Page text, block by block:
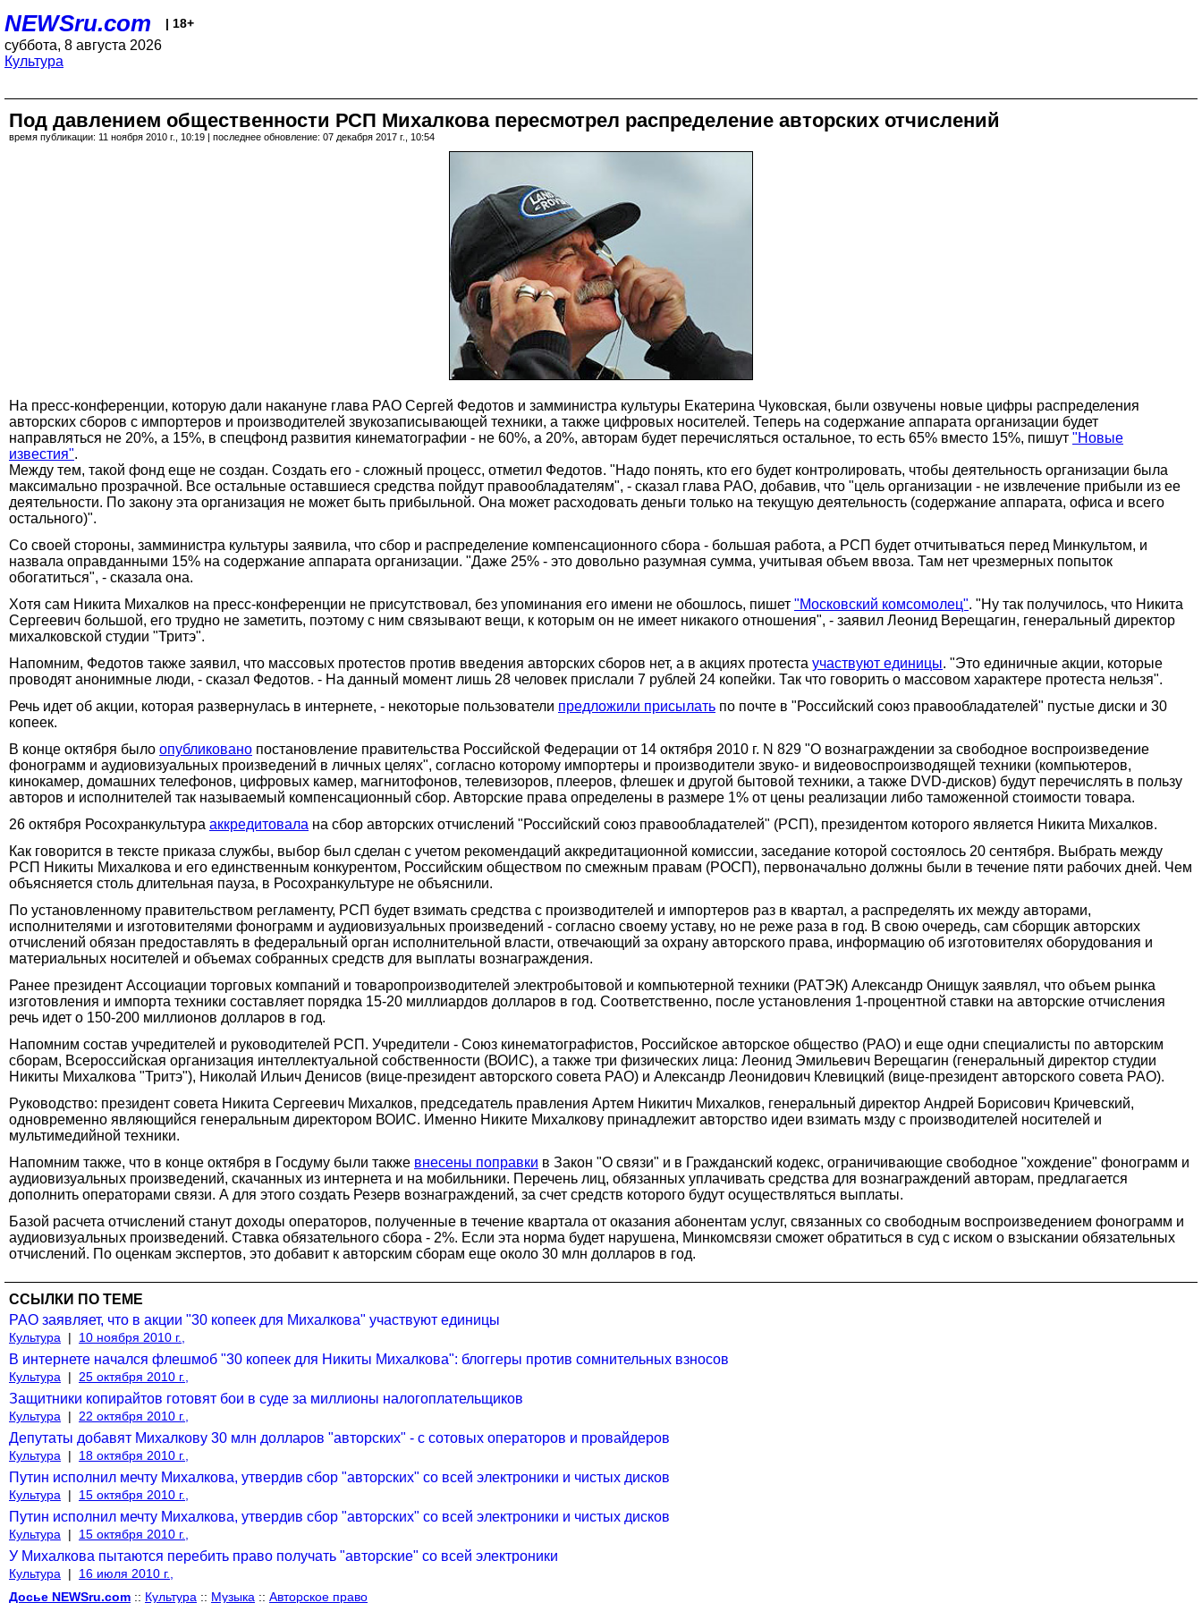
NEWSru.com | 18+
суббота, 8 августа 2026
Культура
Под давлением общественности РСП Михалкова пересмотрел распределение авторских отчислений
время публикации: 11 ноября 2010 г., 10:19 | последнее обновление: 07 декабря 2017 г., 10:54
На пресс-конференции, которую дали накануне глава РАО Сергей Федотов и замминистра культуры Екатерина Чуковская, были озвучены новые цифры распределения
авторских сборов с импортеров и производителей звукозаписывающей техники, а также цифровых носителей. Теперь на содержание аппарата организации будет
направляться не 20%, а 15%, в спецфонд развития кинематографии - не 60%, а 20%, авторам будет перечисляться остальное, то есть 65% вместо 15%, пишут "Новые
известия".
Между тем, такой фонд еще не создан. Создать его - сложный процесс, отметил Федотов. "Надо понять, кто его будет контролировать, чтобы деятельность организации была
максимально прозрачной. Все остальные оставшиеся средства пойдут правообладателям", - сказал глава РАО, добавив, что "цель организации - не извлечение прибыли из ее
деятельности. По закону эта организация не может быть прибыльной. Она может расходовать деньги только на текущую деятельность (содержание аппарата, офиса и всего
остального)".
Со своей стороны, замминистра культуры заявила, что сбор и распределение компенсационного сбора - большая работа, а РСП будет отчитываться перед Минкультом, и
назвала оправданными 15% на содержание аппарата организации. "Даже 25% - это довольно разумная сумма, учитывая объем ввоза. Там нет чрезмерных попыток
обогатиться", - сказала она.
Хотя сам Никита Михалков на пресс-конференции не присутствовал, без упоминания его имени не обошлось, пишет "Московский комсомолец". "Ну так получилось, что Никита
Сергеевич большой, его трудно не заметить, поэтому с ним связывают вещи, к которым он не имеет никакого отношения", - заявил Леонид Верещагин, генеральный директор
михалковской студии "Тритэ".
Напомним, Федотов также заявил, что массовых протестов против введения авторских сборов нет, а в акциях протеста участвуют единицы. "Это единичные акции, которые
проводят анонимные люди, - сказал Федотов. - На данный момент лишь 28 человек прислали 7 рублей 24 копейки. Так что говорить о массовом характере протеста нельзя".
Речь идет об акции, которая развернулась в интернете, - некоторые пользователи предложили присылать по почте в "Российский союз правообладателей" пустые диски и 30
копеек.
В конце октября было опубликовано постановление правительства Российской Федерации от 14 октября 2010 г. N 829 "О вознаграждении за свободное воспроизведение
фонограмм и аудиовизуальных произведений в личных целях", согласно которому импортеры и производители звуко- и видеовоспроизводящей техники (компьютеров,
кинокамер, домашних телефонов, цифровых камер, магнитофонов, телевизоров, плееров, флешек и другой бытовой техники, а также DVD-дисков) будут перечислять в пользу
авторов и исполнителей так называемый компенсационный сбор. Авторские права определены в размере 1% от цены реализации либо таможенной стоимости товара.
26 октября Росохранкультура аккредитовала на сбор авторских отчислений "Российский союз правообладателей" (РСП), президентом которого является Никита Михалков.
Как говорится в тексте приказа службы, выбор был сделан с учетом рекомендаций аккредитационной комиссии, заседание которой состоялось 20 сентября. Выбрать между
РСП Никиты Михалкова и его единственным конкурентом, Российским обществом по смежным правам (РОСП), первоначально должны были в течение пяти рабочих дней. Чем
объясняется столь длительная пауза, в Росохранкультуре не объяснили.
По установленному правительством регламенту, РСП будет взимать средства с производителей и импортеров раз в квартал, а распределять их между авторами,
исполнителями и изготовителями фонограмм и аудиовизуальных произведений - согласно своему уставу, но не реже раза в год. В свою очередь, сам сборщик авторских
отчислений обязан предоставлять в федеральный орган исполнительной власти, отвечающий за охрану авторского права, информацию об изготовителях оборудования и
материальных носителей и объемах собранных средств для выплаты вознаграждения.
Ранее президент Ассоциации торговых компаний и товаропроизводителей электробытовой и компьютерной техники (РАТЭК) Александр Онищук заявлял, что объем рынка
изготовления и импорта техники составляет порядка 15-20 миллиардов долларов в год. Соответственно, после установления 1-процентной ставки на авторские отчисления
речь идет о 150-200 миллионов долларов в год.
Напомним состав учредителей и руководителей РСП. Учредители - Союз кинематографистов, Российское авторское общество (РАО) и еще одни специалисты по авторским
сборам, Всероссийская организация интеллектуальной собственности (ВОИС), а также три физических лица: Леонид Эмильевич Верещагин (генеральный директор студии
Никиты Михалкова "Тритэ"), Николай Ильич Денисов (вице-президент авторского совета РАО) и Александр Леонидович Клевицкий (вице-президент авторского совета РАО).
Руководство: президент совета Никита Сергеевич Михалков, председатель правления Артем Никитич Михалков, генеральный директор Андрей Борисович Кричевский,
одновременно являющийся генеральным директором ВОИС. Именно Никите Михалкову принадлежит авторство идеи взимать мзду с производителей носителей и
мультимедийной техники.
Напомним также, что в конце октября в Госдуму были также внесены поправки в Закон "О связи" и в Гражданский кодекс, ограничивающие свободное "хождение" фонограмм и
аудиовизуальных произведений, скачанных из интернета и на мобильники. Перечень лиц, обязанных уплачивать средства для вознаграждений авторам, предлагается
дополнить операторами связи. А для этого создать Резерв вознаграждений, за счет средств которого будут осуществляться выплаты.
Базой расчета отчислений станут доходы операторов, полученные в течение квартала от оказания абонентам услуг, связанных со свободным воспроизведением фонограмм и
аудиовизуальных произведений. Ставка обязательного сбора - 2%. Если эта норма будет нарушена, Минкомсвязи сможет обратиться в суд с иском о взыскании обязательных
отчислений. По оценкам экспертов, это добавит к авторским сборам еще около 30 млн долларов в год.
ССЫЛКИ ПО ТЕМЕ
РАО заявляет, что в акции "30 копеек для Михалкова" участвуют единицы
Культура | 10 ноября 2010 г.,
В интернете начался флешмоб "30 копеек для Никиты Михалкова": блоггеры против сомнительных взносов
Культура | 25 октября 2010 г.,
Защитники копирайтов готовят бои в суде за миллионы налогоплательщиков
Культура | 22 октября 2010 г.,
Депутаты добавят Михалкову 30 млн долларов "авторских" - с сотовых операторов и провайдеров
Культура | 18 октября 2010 г.,
Путин исполнил мечту Михалкова, утвердив сбор "авторских" со всей электроники и чистых дисков
Культура | 15 октября 2010 г.,
Путин исполнил мечту Михалкова, утвердив сбор "авторских" со всей электроники и чистых дисков
Культура | 15 октября 2010 г.,
У Михалкова пытаются перебить право получать "авторские" со всей электроники
Культура |
16 июля 2010 г.,
Досье NEWSru.com :: Культура :: Музыка :: Авторское право